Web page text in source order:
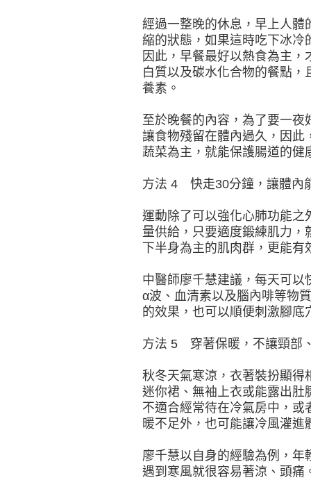
經過一整晚的休息，早上人體
縮的狀態，如果這時吃下冰冷
因此，早餐最好以熱食為主
白質以及碳水化合物的餐點
養素。
至於晚餐的內容，為了要一
讓食物殘留在體內過久，因此
蔬菜為主，就能保護腸道的健
方法 4 快走30分鐘，讓體內
運動除了可以強化心肺功能之
量供給，只要適度鍛練肌力
下半身為主的肌肉群，更能
中醫師廖千慧建議，每天可
α波、血清素以及腦內啡等物
的效果，也可以順便刺激腳
方法 5 穿著保暖，不讓頸部
秋冬天氣寒涼，衣著裝扮顯得
迷你裙、無袖上衣或能露出肚
不適合經常待在冷氣房中，
暖不足外，也可能讓冷風灌進
廖千慧以自身的經驗為例，
遇到寒風就很容易著涼、頭痛